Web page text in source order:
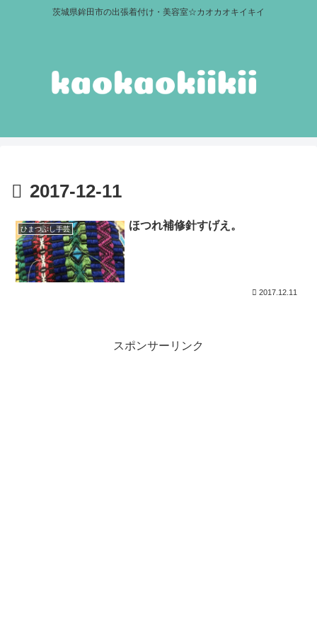
茨城県鉾田市の出張着付け・美容室☆カオカオキイキイ
2017-12-11
ひまつぶし手芸 ほつれ補修針すげえ。
2017.12.11
スポンサーリンク